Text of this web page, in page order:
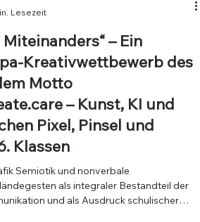
Lesezeit
Kreativwettbewerb des
Motto